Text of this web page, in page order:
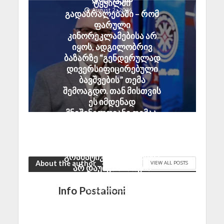
August 2, 2026
ტყუილში
გადაბრალებაში – რომ
ფარული
კინორეკლამებისა არ
იყოს, ადგილობრივ
ბაზარზე “გენდერულად
დივერსიფიცირებული
ბავშვების” თემა
შემოაგდო. თან მისთვის
ეს იმდენად
მნიშვნელოვანი თემაა,
გრამატიკული შეცდომა
არ დაუშვა მისთვის
July 28, 2026
About the author VIEW ALL POSTS
Info Postalioni